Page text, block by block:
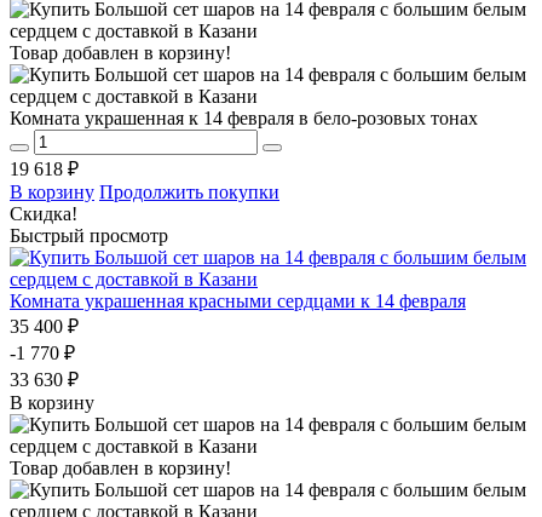
Товар добавлен в корзину!
Комната украшенная к 14 февраля в бело-розовых тонах
19 618 ₽
В корзину Продолжить покупки
Скидка!
Быстрый просмотр
Комната украшенная красными сердцами к 14 февраля
35 400 ₽
-1 770 ₽
33 630 ₽
В корзину
Товар добавлен в корзину!